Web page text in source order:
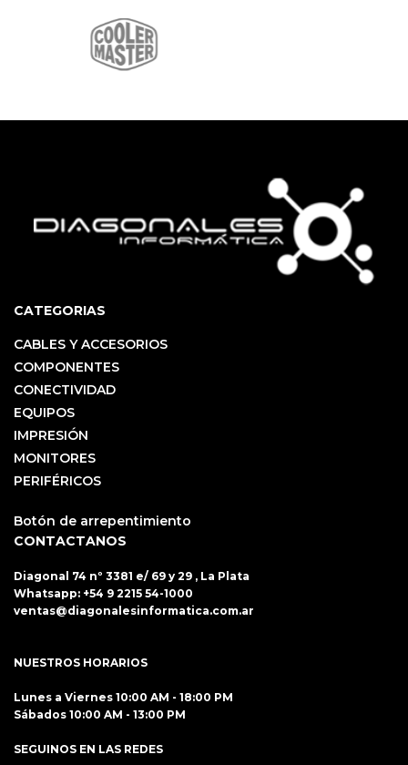
CATEGORIAS
CABLES Y ACCESORIOS
COMPONENTES
CONECTIVIDAD
EQUIPOS
IMPRESIÓN
MONITORES
PERIFÉRICOS
Botón de arrepentimiento
CONTACTANOS
Diagonal 74 nº 3381 e/ 69 y 29 , La Plata
Whatsapp: +54 9 2215 54-1000
ventas@diagonalesinformatica.com.ar
NUESTROS HORARIOS
Lunes a Viernes 10:00 AM - 18:00 PM
Sábados 10:00 AM - 13:00 PM
SEGUINOS EN LAS REDES